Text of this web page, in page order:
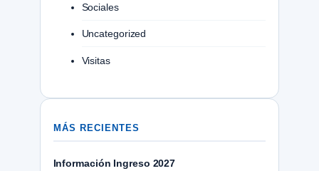
Sociales
Uncategorized
Visitas
MÁS RECIENTES
Información Ingreso 2027